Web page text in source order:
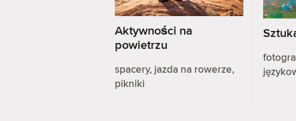
Aktywności na
powietrzu
spacery, jazda na rowerze,
pikniki